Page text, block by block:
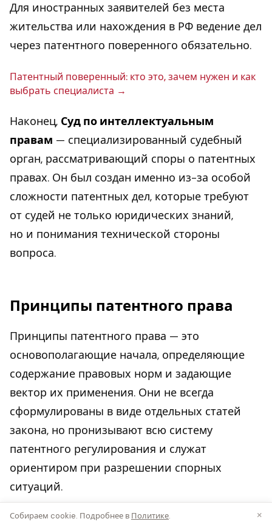
Для иностранных заявителей без места
жительства или нахождения в РФ ведение дел
через патентного поверенного обязательно.
Па­тент­ный по­ве­рен­ный: кто это, зачем нужен и как
выбрать спе­ци­а­ли­ста
Наконец, Суд по интеллектуальным
правам — специализированный судебный
орган, рассматривающий споры о патентных
правах. Он был создан именно из-за особой
сложности патентных дел, которые требуют
от судей не только юридических знаний,
но и понимания технической стороны
вопроса.
Принципы патентного права
Принципы патентного права — это
основополагающие начала, определяющие
содержание правовых норм и задающие
вектор их применения. Они не всегда
сформулированы в виде отдельных статей
закона, но пронизывают всю систему
патентного регулирования и служат
ориентиром при разрешении спорных
ситуаций.
×
Собираем cookie. Подробнее в Политике.